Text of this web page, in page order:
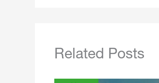
Related Posts